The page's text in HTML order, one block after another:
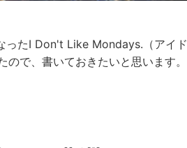
ったI Don't Like Mondays.（アイド
ので、書いておきたいと思います。